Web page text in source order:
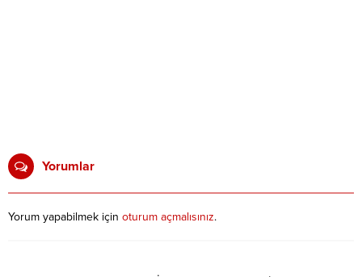
Yorumlar
Yorum yapabilmek için oturum açmalısınız.